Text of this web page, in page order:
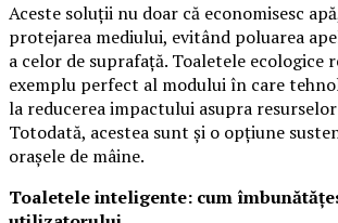
Aceste soluții nu doar că economisesc
protejarea mediului, evitând poluarea
a celor de suprafață. Toaletele ecologice
exemplu perfect al modului în care
la reducerea impactului asupra
Totodată, acestea sunt și o opțiune
orașele de mâine.
Toaletele inteligente: cum